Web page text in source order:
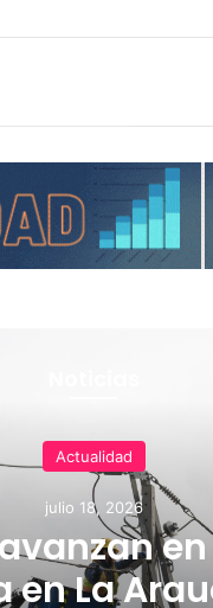
Actualidad
julio 18, 2026
avanzan
en La